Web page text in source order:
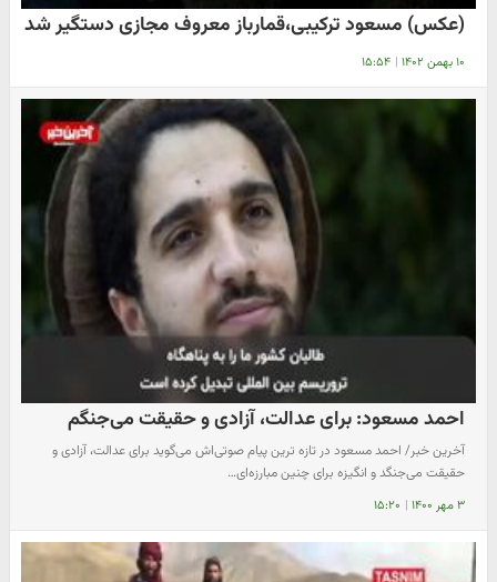
(عکس) مسعود ترکیبی،قمارباز معروف مجازی دستگیر شد
۱۰ بهمن ۱۴۰۲ | ۱۵:۵۴
احمد مسعود: برای عدالت، آزادی و حقیقت می‌جنگم
آخرین خبر/ احمد مسعود در تازه ترین پیام صوتی‌اش می‌گوید برای عدالت، آزادی و
حقیقت می‌جنگد و انگیزه برای چنین مبارزه‌ای…
۳ مهر ۱۴۰۰ | ۱۵:۲۰